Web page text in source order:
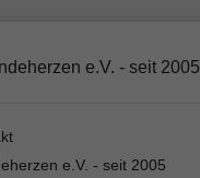
e.V. - seit 2005
e.V. - seit 2005